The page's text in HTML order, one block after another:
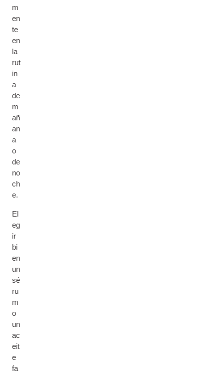
m
en
te
en
la
rut
in
a
de
m
añ
an
a
o
de
no
ch
e.
El
eg
ir
bi
en
un
sé
ru
m
o
un
ac
eit
e
fa